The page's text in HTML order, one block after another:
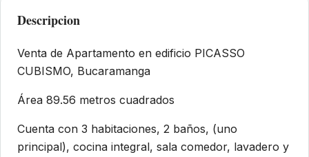
Descripcion
Venta de Apartamento en edificio PICASSO
CUBISMO, Bucaramanga
Área 89.56 metros cuadrados
Cuenta con 3 habitaciones, 2 baños, (uno
principal), cocina integral, sala comedor, lavadero y